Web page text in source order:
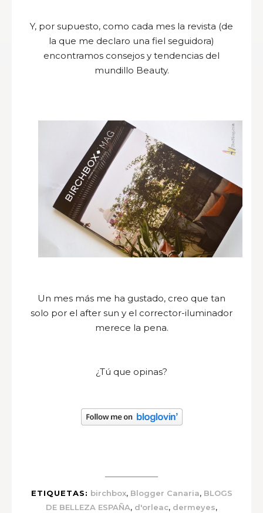
Y, por supuesto, como cada mes la revista (de
la que me declaro una fiel seguidora)
encontramos consejos y tendencias del
mundillo Beauty.
Un mes más me ha gustado, creo que tan
solo por el after sun y el corrector-iluminador
merece la pena.
¿Tú que opinas?
ETIQUETAS: birchbox, Blogger Canaria, BLOGS
DE BELLEZA ESPAÑA, d'orleac, dermeyes,